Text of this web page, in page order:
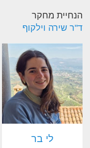
הנחיית מחקר
ד"ר שירה וילקוף
לי בר